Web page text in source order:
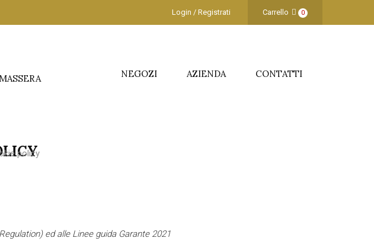
Login / Registrati Carrello 0
NEGOZI AZIENDA CONTATTI
policy
ed alle Linee guida Garante 2021